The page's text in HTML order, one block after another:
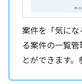
案件を「気に
る案件の一覧
とができます。